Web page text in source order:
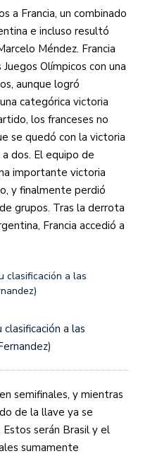
a Francia, un combinado
e incluso resultó
Méndez. Francia
Olímpicos con una
aunque logró
categórica victoria
los franceses no
se quedó con la victoria
dos. El equipo de
importante victoria
y finalmente perdió
grupos. Tras la derrota
Francia accedió a
a las
semifinales, y mientras
de la llave ya se
serán Brasil y el
sumamente